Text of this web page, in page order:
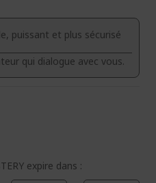
puissant et plus sécurisé
qui dialogue avec vous.
expire dans :